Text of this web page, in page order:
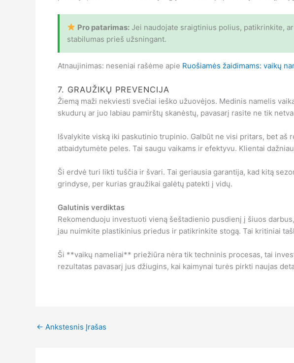
Pro patarimas: Jei naudojate sraigtinius polius, patikrinkite,
stabilumas prieš užsningant.
Atnaujinimas: neseniai rašėme apie Ruošiamės žaidimams: vaikų
7. GRAUŽIKŲ PREVENCIJA
Žiemą maži nekviesti svečiai ieško užuovėjos. Medinis namelis
skudurų ar juo labiau pamirštų skanėstų, pavasarį rasite ne tik
Išvalykite viską iki paskutinio trupinio. Galbūt ne visi pritars, bet
atbaidytumėte peles. Tai saugu vaikams ir efektyvu. Klientai
Ši erdvė turi likti tuščia ir švari. Tai geriausia garantija, kad kitą
grindyse, per kurias graužikai galėtų patekti į vidų.
Galutinis verdiktas
Rekomenduoju investuoti vieną šeštadienio pusdienį į šiuos
jau nuimkite plastikinius priedus ir patikrinkite stogą. Tai kritiniai
Ši **vaikų nameliai** priežiūra nėra tik techninis procesas, tai
rezultatas pavasarį jus džiugins, kai kaimynai turės pirkti naujas
← Ankstesnis Įrašas